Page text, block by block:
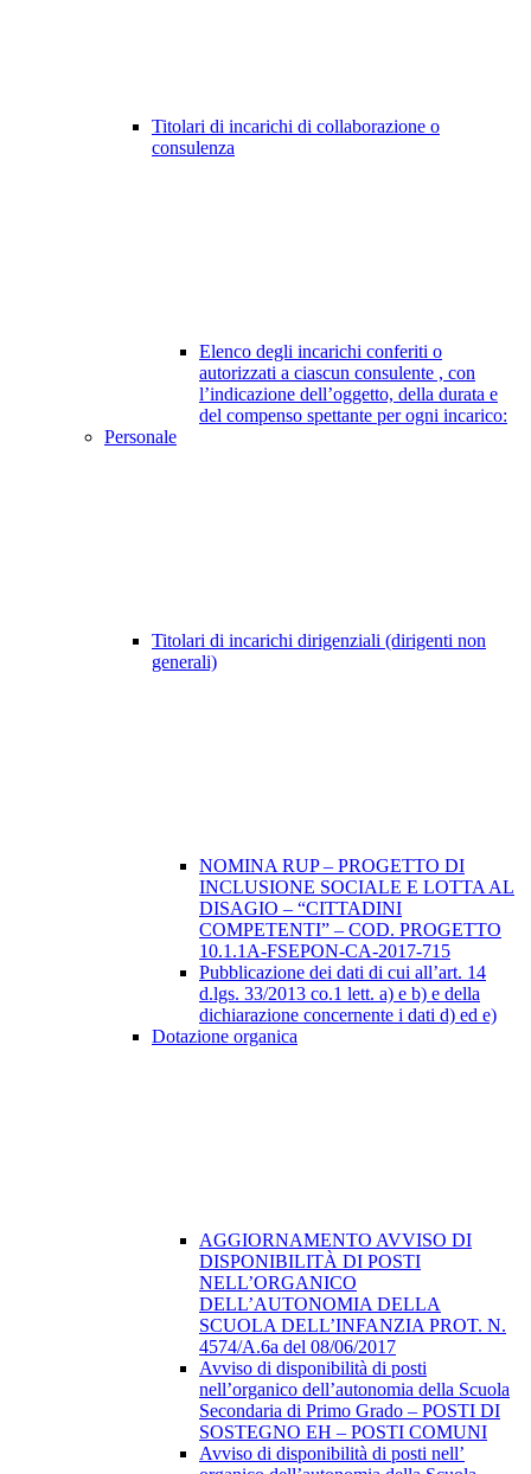
Titolari di incarichi di collaborazione o
consulenza
Elenco degli incarichi conferiti o
autorizzati a ciascun consulente , con
l’indicazione dell’oggetto, della durata e
del compenso spettante per ogni incarico:
Personale
Titolari di incarichi dirigenziali (dirigenti non
generali)
NOMINA RUP – PROGETTO DI
INCLUSIONE SOCIALE E LOTTA AL
DISAGIO – “CITTADINI
COMPETENTI” – COD. PROGETTO
10.1.1A-FSEPON-CA-2017-715
Pubblicazione dei dati di cui all’art. 14
d.lgs. 33/2013 co.1 lett. a) e b) e della
dichiarazione concernente i dati d) ed e)
Dotazione organica
AGGIORNAMENTO AVVISO DI
DISPONIBILITÀ DI POSTI
NELL’ORGANICO
DELL’AUTONOMIA DELLA
SCUOLA DELL’INFANZIA PROT. N.
4574/A.6a del 08/06/2017
Avviso di disponibilità di posti
nell’organico dell’autonomia della Scuola
Secondaria di Primo Grado – POSTI DI
SOSTEGNO EH – POSTI COMUNI
Avviso di disponibilità di posti nell’